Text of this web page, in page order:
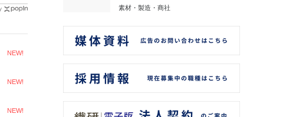
NEW!
NEW!
NEW!
素材・製造・商社